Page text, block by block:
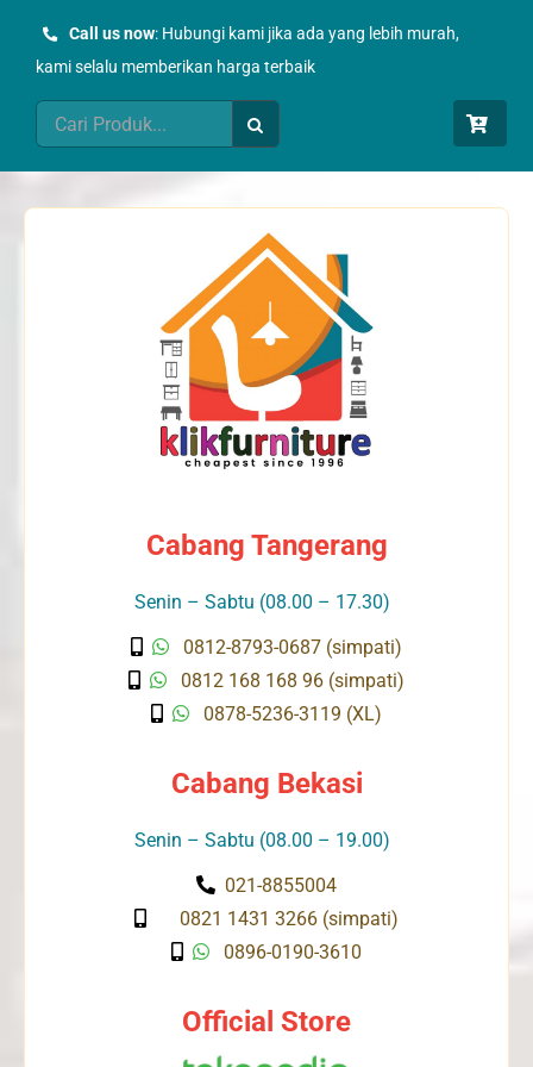
Call us now: Hubungi kami jika ada yang lebih murah,
kami selalu memberikan harga terbaik
Search
for:
Cabang Tangerang
Senin – Sabtu (08.00 – 17.30)
0812-8793-0687 (simpati)
0812 168 168 96 (simpati)
0878-5236-3119 (XL)
Cabang Bekasi
Senin – Sabtu (08.00 – 19.00)
021-8855004
0821 1431 3266 (simpati)
0896-0190-3610
Official Store